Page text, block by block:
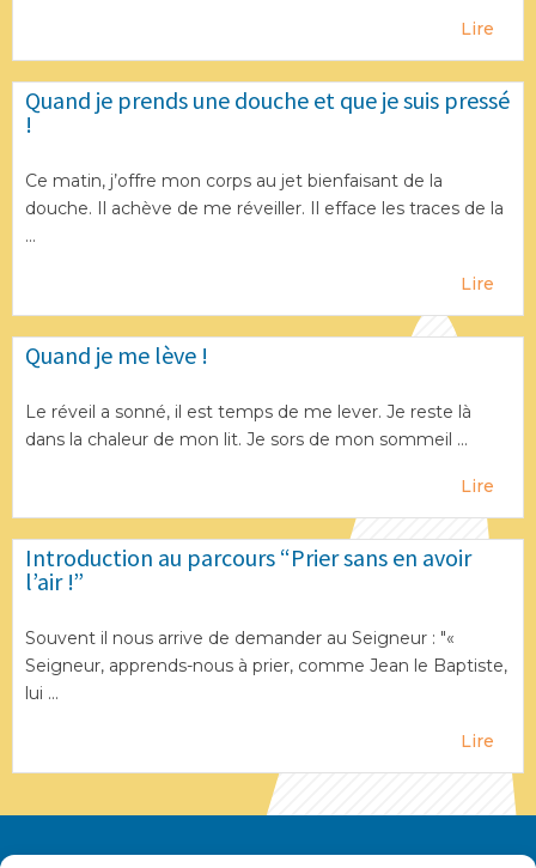
Lire
Quand je prends une douche et que je suis pressé
!
Ce matin, j’offre mon corps au jet bienfaisant de la
douche. Il achève de me réveiller. Il efface les traces de la
...
Lire
Quand je me lève !
Le réveil a sonné, il est temps de me lever. Je reste là
dans la chaleur de mon lit. Je sors de mon sommeil ...
Lire
Introduction au parcours “Prier sans en avoir
l’air !”
Souvent il nous arrive de demander au Seigneur : "«
Seigneur, apprends-nous à prier, comme Jean le Baptiste,
lui ...
Lire